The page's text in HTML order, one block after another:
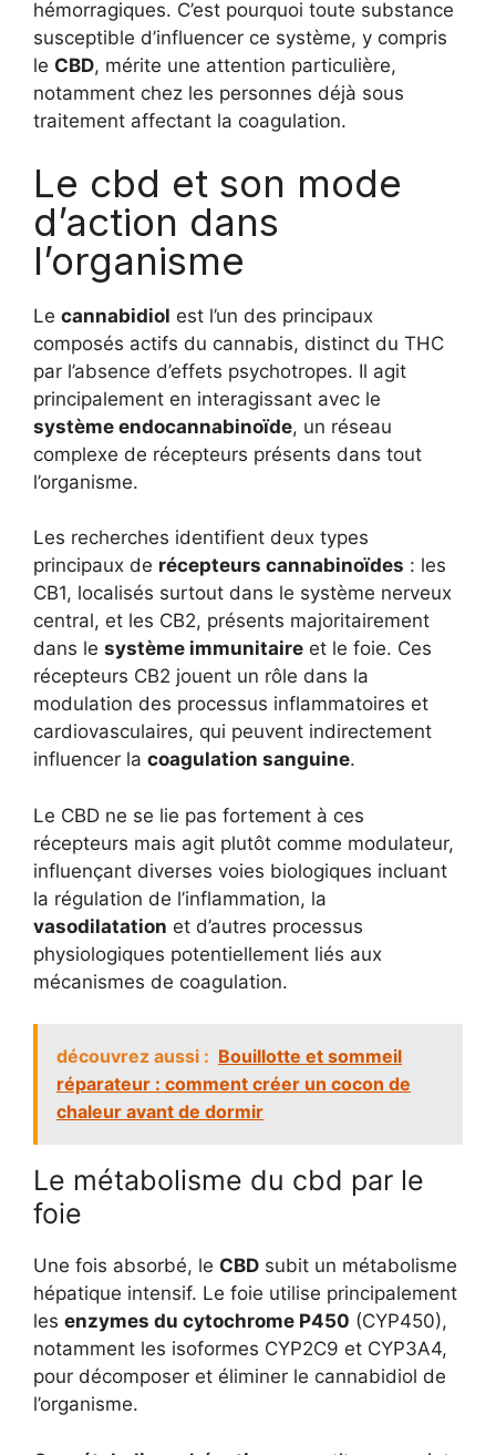
hémorragiques. C’est pourquoi toute substance
susceptible d’influencer ce système, y compris
le CBD, mérite une attention particulière,
notamment chez les personnes déjà sous
traitement affectant la coagulation.
Le cbd et son mode
d’action dans
l’organisme
Le cannabidiol est l’un des principaux
composés actifs du cannabis, distinct du THC
par l’absence d’effets psychotropes. Il agit
principalement en interagissant avec le
système endocannabinoïde, un réseau
complexe de récepteurs présents dans tout
l’organisme.
Les recherches identifient deux types
principaux de récepteurs cannabinoïdes : les
CB1, localisés surtout dans le système nerveux
central, et les CB2, présents majoritairement
dans le système immunitaire et le foie. Ces
récepteurs CB2 jouent un rôle dans la
modulation des processus inflammatoires et
cardiovasculaires, qui peuvent indirectement
influencer la coagulation sanguine.
Le CBD ne se lie pas fortement à ces
récepteurs mais agit plutôt comme modulateur,
influençant diverses voies biologiques incluant
la régulation de l’inflammation, la
vasodilatation et d’autres processus
physiologiques potentiellement liés aux
mécanismes de coagulation.
découvrez aussi : Bouillotte et sommeil
réparateur : comment créer un cocon de
chaleur avant de dormir
Le métabolisme du cbd par le
foie
Une fois absorbé, le CBD subit un métabolisme
hépatique intensif. Le foie utilise principalement
les enzymes du cytochrome P450 (CYP450),
notamment les isoformes CYP2C9 et CYP3A4,
pour décomposer et éliminer le cannabidiol de
l’organisme.